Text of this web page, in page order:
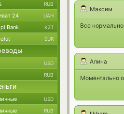
Максим
Все
Алина
Моментально
RUB
24 UAH
Bank KZT
EUR
USD
RUB
USD
RUB